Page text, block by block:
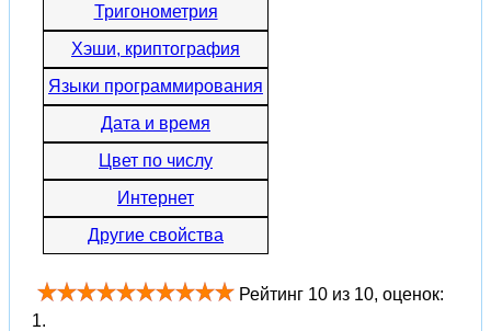
Тригонометрия
Хэши, криптография
Языки программирования
Дата и время
Цвет по числу
Интернет
Другие свойства
Рейтинг 10 из 10, оценок:
1.